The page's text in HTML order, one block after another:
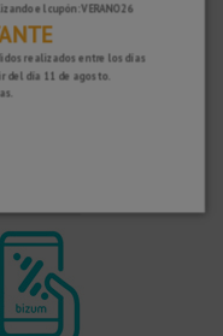
el cupón: VERANO26
realizados entre los días
del día 11 de agosto.